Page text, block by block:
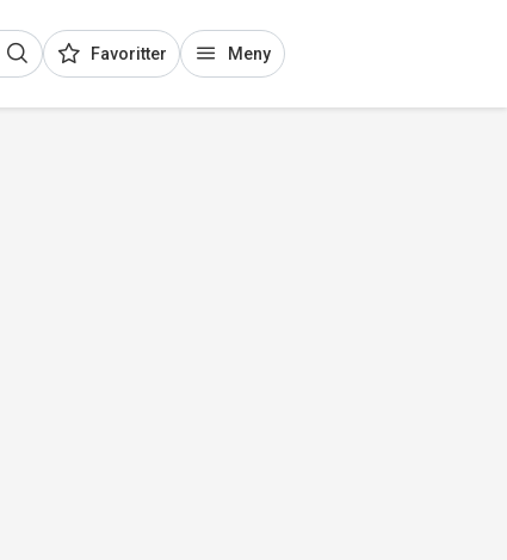
Favoritter Meny